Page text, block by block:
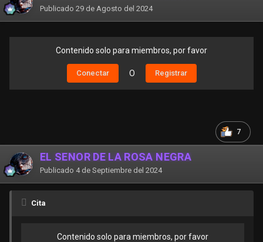
Publicado 29 de Agosto del 2024
Contenido solo para miembros, por favor
Conectar O Registrar
7
EL SEÑOR DE LA ROSA NEGRA
Publicado 4 de Septiembre del 2024
Cita
Contenido solo para miembros, por favor